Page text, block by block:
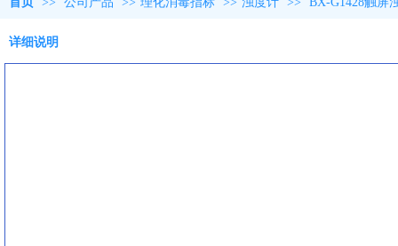
详细说明